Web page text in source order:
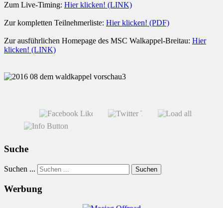
Zum Live-Timing: Hier klicken! (LINK)
Zur kompletten Teilnehmerliste: Hier klicken! (PDF)
Zur ausführlichen Homepage des MSC Walkappel-Breitau: Hier
klicken! (LINK)
Suche
Suchen ... Suchen
Werbung